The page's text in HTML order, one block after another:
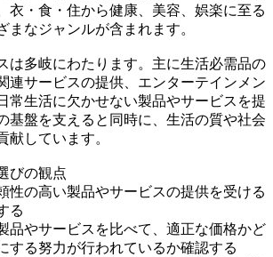
衣・食・住から健康、美容、娯楽に至る
まなジャンルが含まれます。
は多岐にわたります。主に生活必需品の
連サービスの提供、エンターテインメン
常生活に欠かせない製品やサービスを提
基盤を支えると同時に、生活の質や社会
献しています。
びの観点
性の高い製品やサービスの提供を受ける
る
品やサービスを比べて、適正な価格かど
する努力が行われているか確認する